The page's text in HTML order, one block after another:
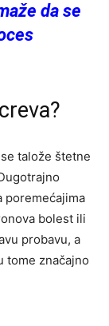
da se
talože štetne
poremećajima
bolest ili
probavu, a
tome značajno